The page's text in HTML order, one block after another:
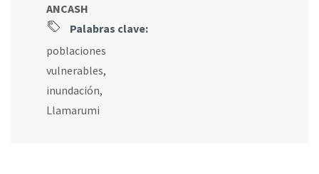
ANCASH
Palabras clave:
poblaciones
vulnerables,
inundación,
Llamarumi